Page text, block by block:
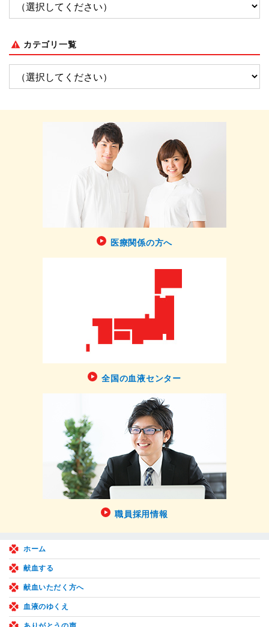
カテゴリ一覧
医療関係の方へ
全国の血液センター
職員採用情報
ホーム
献血する
献血いただく方へ
血液のゆくえ